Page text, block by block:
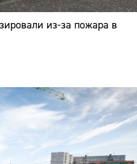
из-за пожара в